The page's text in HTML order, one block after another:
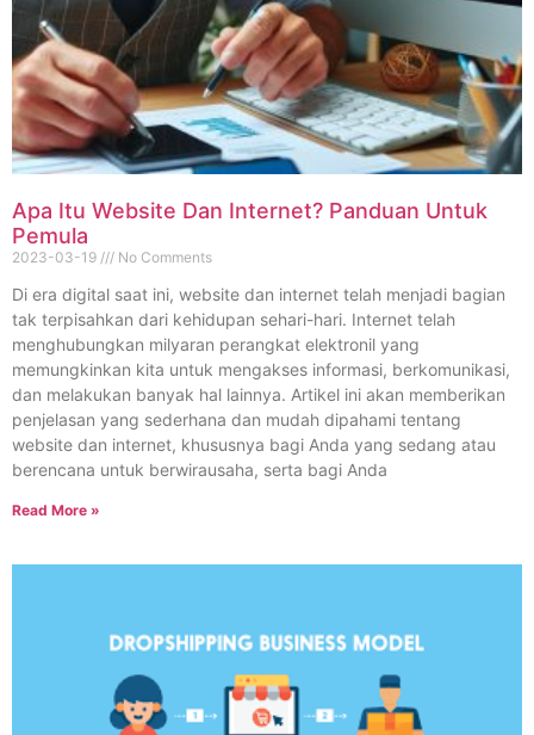
Apa Itu Website Dan Internet? Panduan Untuk
Pemula
2023-03-19 No Comments
Di era digital saat ini, website dan internet telah menjadi bagian
tak terpisahkan dari kehidupan sehari-hari. Internet telah
menghubungkan milyaran perangkat elektronil yang
memungkinkan kita untuk mengakses informasi, berkomunikasi,
dan melakukan banyak hal lainnya. Artikel ini akan memberikan
penjelasan yang sederhana dan mudah dipahami tentang
website dan internet, khususnya bagi Anda yang sedang atau
berencana untuk berwirausaha, serta bagi Anda
Read More »